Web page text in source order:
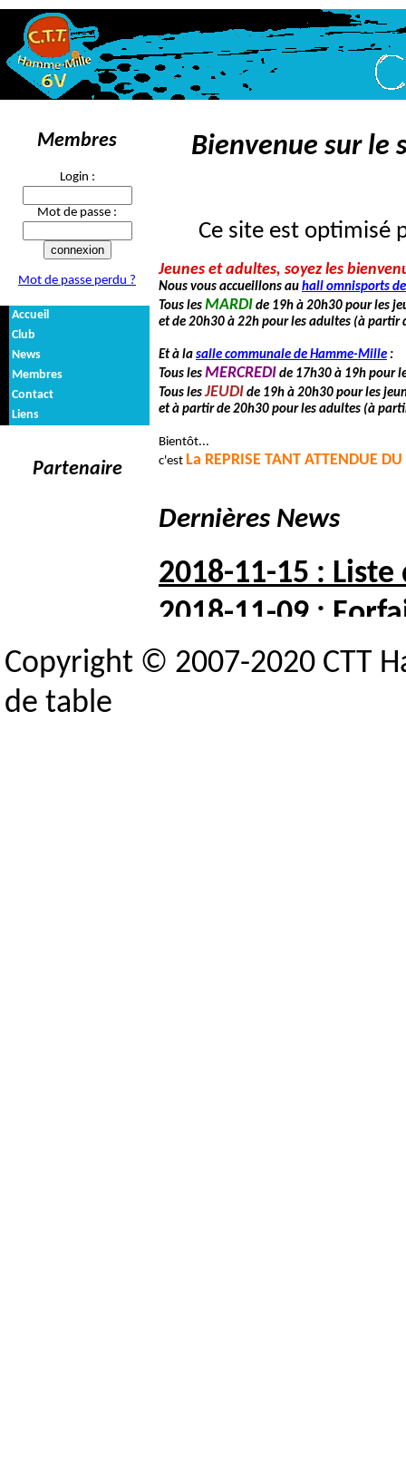
Membres
Login :
Mot de passe :
Mot de passe perdu ?
Accueil
Club
News
Membres
Contact
Liens
Partenaire
Bienvenue sur le
Ce site est optimisé
Jeunes et adultes, soyez les
Nous vous accueillons au hall omnisports
Tous les MARDI de 19h à 20h30 pour les
et de 20h30 à 22h pour les adultes (à partir
Et à la salle communale de Hamme-Mille :
Tous les MERCREDI de 17h30 à 19h pour
Tous lesJEUDI de 19h à 20h30 pour les
et à partir de 20h30 pour les adultes (à
Bientôt...
c'est La REPRISE TANT ATTENDUE
Dernières News
2018-11-15 :
2018-11-09 :
2018-10-05 :
Copyright © 2007-2020 CTT
de table